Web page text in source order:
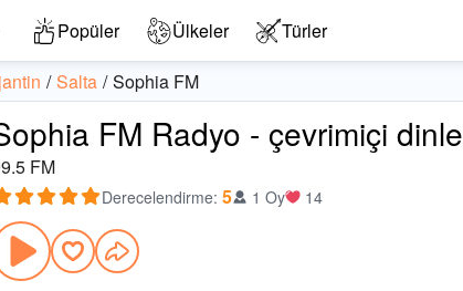
Popüler Ülkeler Türler
Salta Sophia FM
FM Radyo - çevrimiçi dinle
FM
Derecelendirme: 5 1 Oy 14